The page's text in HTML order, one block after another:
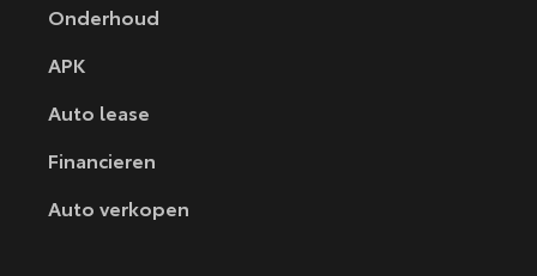
Onderhoud
APK
Auto lease
Financieren
Auto verkopen